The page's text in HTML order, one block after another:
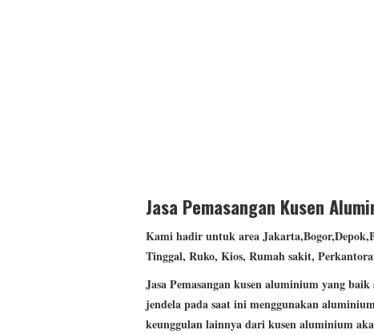
Jasa Pemasangan Kusen
Kami hadir untuk area
Tinggal, Ruko, Kios, Rumah sakit,
JasaPemasangan kusen aluminium yang
jendela pada saat ini menggunakan
keunggulan lainnya dari kusen aluminium